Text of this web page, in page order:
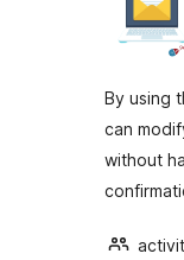
By using
can
without